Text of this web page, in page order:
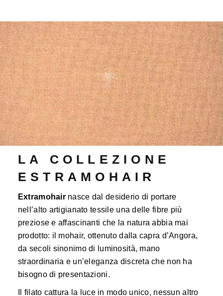
LA COLLEZIONE
ESTRAMOHAIR
Extramohair nasce dal desiderio di portare
nell’alto artigianato tessile una delle fibre più
preziose e affascinanti che la natura abbia mai
prodotto: il mohair, ottenuto dalla capra d’Angora,
da secoli sinonimo di luminosità, mano
straordinaria e un’eleganza discreta che non ha
bisogno di presentazioni.
Il filato cattura la luce in modo unico, nessun altro